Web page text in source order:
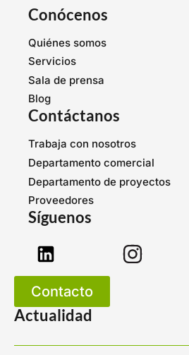
Conócenos
Quiénes somos
Servicios
Sala de prensa
Blog
Contáctanos
Trabaja con nosotros
Departamento comercial
Departamento de proyectos
Proveedores
Síguenos
Contacto
Actualidad